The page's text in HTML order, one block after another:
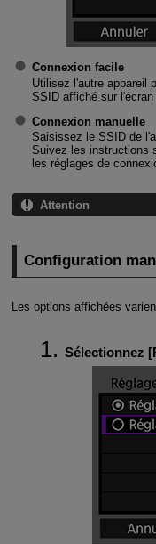
Connexion facile
Utilisez l'autre appareil
SSID affiché sur
Connexion manuelle
Saisissez le SSID de
Suivez les instructions
les réglages de
Attention
Configuration
Les options affichées
Sélectionnez [